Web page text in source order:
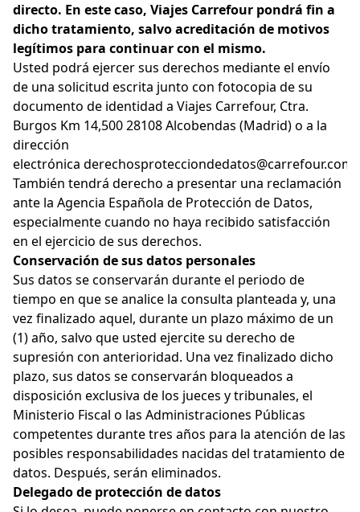
directo. En este caso, Viajes Carrefour pondrá fin a
dicho tratamiento, salvo acreditación de motivos
legítimos para continuar con el mismo.
Usted podrá ejercer sus derechos mediante el envío
de una solicitud escrita junto con fotocopia de su
documento de identidad a Viajes Carrefour, Ctra.
Burgos Km 14,500 28108 Alcobendas (Madrid) o a la
dirección
electrónica derechosprotecciondedatos@carrefour.com
También tendrá derecho a presentar una reclamación
ante la Agencia Española de Protección de Datos,
especialmente cuando no haya recibido satisfacción
en el ejercicio de sus derechos.
Conservación de sus datos personales
Sus datos se conservarán durante el periodo de
tiempo en que se analice la consulta planteada y, una
vez finalizado aquel, durante un plazo máximo de un
(1) año, salvo que usted ejercite su derecho de
supresión con anterioridad. Una vez finalizado dicho
plazo, sus datos se conservarán bloqueados a
disposición exclusiva de los jueces y tribunales, el
Ministerio Fiscal o las Administraciones Públicas
competentes durante tres años para la atención de las
posibles responsabilidades nacidas del tratamiento de
datos. Después, serán eliminados.
Delegado de protección de datos